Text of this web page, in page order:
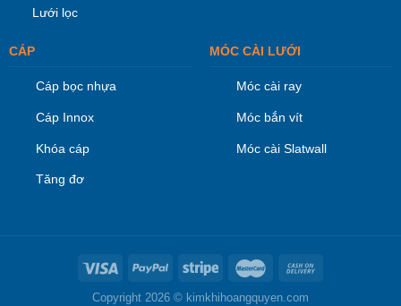
Lưới lọc
CÁP
Cáp bọc nhựa
Cáp Innox
Khóa cáp
Tăng đơ
MÓC CÀI LƯỚI
Móc cài ray
Móc bắn vít
Móc cài Slatwall
Copyright 2026 © kimkhihoangquyen.com